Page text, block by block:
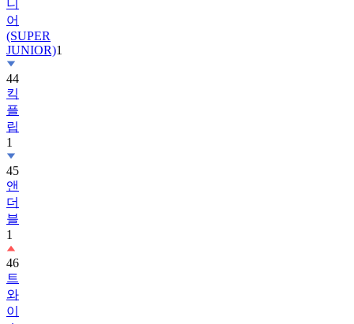
(SUPER
JUNIOR)
44
킥
플
립
1
45
앤
더
블
1
46
트
와
이
스
(TWICE)